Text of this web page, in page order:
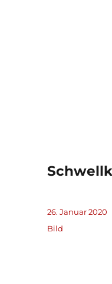
Veröffentlicht
am
26. Januar 2020
Format
Bild